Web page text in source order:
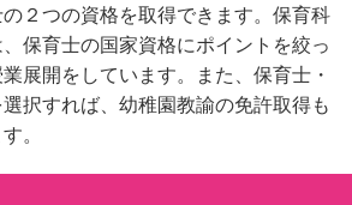
２つの資格を取得できます。保育科
保育士の国家資格にポイントを絞っ
展開をしています。また、保育士・
択すれば、幼稚園教諭の免許取得も
。